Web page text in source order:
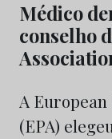
Médico
conselho
A
(EPA)